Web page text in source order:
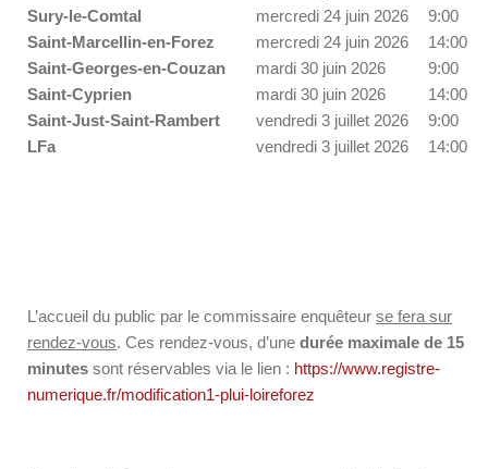
Sury-le-Comtal
mercredi 24 juin 2026
9:00
Saint-Marcellin-en-Forez
mercredi 24 juin 2026
14:00
Saint-Georges-en-Couzan
mardi 30 juin 2026
9:00
Saint-Cyprien
mardi 30 juin 2026
14:00
Saint-Just-Saint-Rambert
vendredi 3 juillet 2026
9:00
LFa
vendredi 3 juillet 2026 14:00
L’accueil du public par le commissaire enquêteur se fera sur
rendez-vous. Ces rendez-vous, d’une durée maximale de 15
minutes sont réservables via le lien : https://www.registre-
numerique.fr/modification1-plui-loireforez